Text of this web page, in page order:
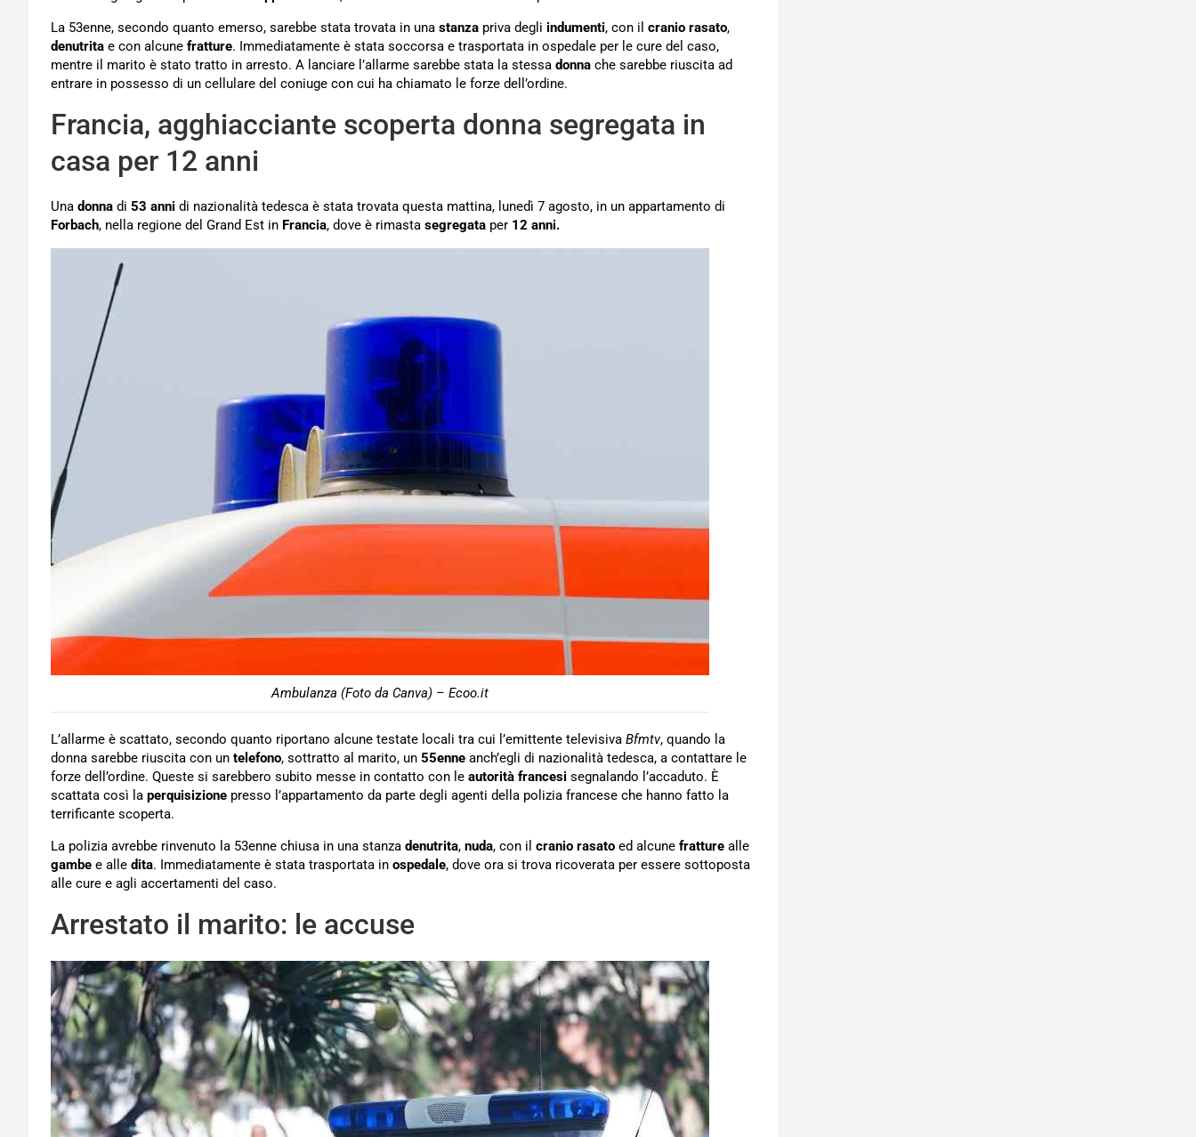
La 53enne, secondo quanto emerso, sarebbe stata trovata in una stanza priva degli indumenti, con il cranio rasato,
denutrita e con alcune fratture. Immediatamente è stata soccorsa e trasportata in ospedale per le cure del caso,
mentre il marito è stato tratto in arresto. A lanciare l’allarme sarebbe stata la stessa donna che sarebbe riuscita ad
entrare in possesso di un cellulare del coniuge con cui ha chiamato le forze dell’ordine.
Francia, agghiacciante scoperta donna segregata in
casa per 12 anni
Una donna di 53 anni di nazionalità tedesca è stata trovata questa mattina, lunedì 7 agosto, in un appartamento di
Forbach, nella regione del Grand Est in Francia, dove è rimasta segregata per 12 anni.
Ambulanza (Foto da Canva) – Ecoo.it
L’allarme è scattato, secondo quanto riportano alcune testate locali tra cui l’emittente televisiva Bfmtv, quando la
donna sarebbe riuscita con un telefono, sottratto al marito, un 55enne anch’egli di nazionalità tedesca, a contattare le
forze dell’ordine. Queste si sarebbero subito messe in contatto con le autorità francesi segnalando l’accaduto. È
scattata così la perquisizione presso l’appartamento da parte degli agenti della polizia francese che hanno fatto la
terrificante scoperta.
La polizia avrebbe rinvenuto la 53enne chiusa in una stanza denutrita, nuda, con il cranio rasato ed alcune fratture alle
gambe e alle dita. Immediatamente è stata trasportata in ospedale, dove ora si trova ricoverata per essere sottoposta
alle cure e agli accertamenti del caso.
Arrestato il marito: le accuse